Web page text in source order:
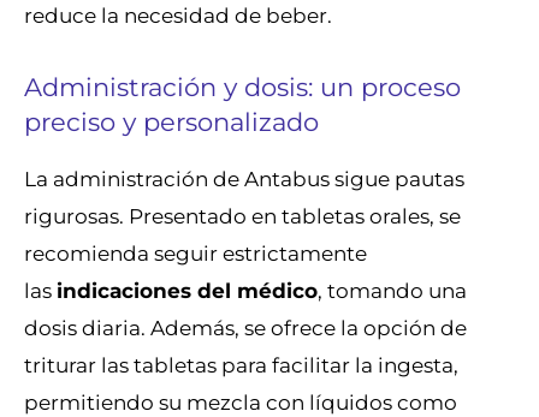
reduce la necesidad de beber.
Administración y dosis: un proceso
preciso y personalizado
La administración de Antabus sigue pautas
rigurosas. Presentado en tabletas orales, se
recomienda seguir estrictamente
las indicaciones del médico, tomando una
dosis diaria. Además, se ofrece la opción de
triturar las tabletas para facilitar la ingesta,
permitiendo su mezcla con líquidos como